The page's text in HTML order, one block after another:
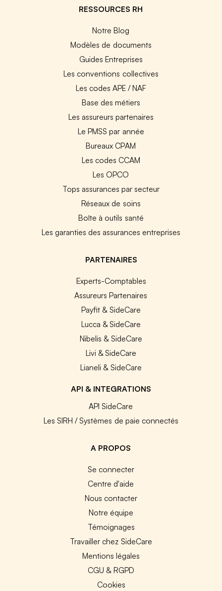
RESSOURCES RH
Notre Blog
Modèles de documents
Guides Entreprises
Les conventions collectives
Les codes APE / NAF
Base des métiers
Les assureurs partenaires
Le PMSS par année
Bureaux CPAM
Les codes CCAM
Les OPCO
Tops assurances par secteur
Réseaux de soins
Boîte à outils santé
Les garanties des assurances entreprises
PARTENAIRES
Experts-Comptables
Assureurs Partenaires
Payfit & SideCare
Lucca & SideCare
Nibelis & SideCare
Livi & SideCare
Lianeli & SideCare
API & INTEGRATIONS
API SideCare
Les SIRH / Systèmes de paie connectés
A PROPOS
Se connecter
Centre d'aide
Nous contacter
Notre équipe
Témoignages
Travailler chez SideCare
Mentions légales
CGU & RGPD
Cookies